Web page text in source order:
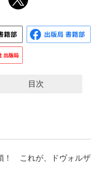
目次
！ これが、ドヴォルザ